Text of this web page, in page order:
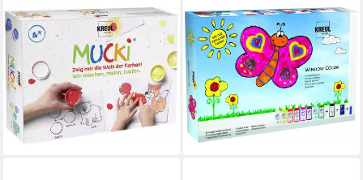
KREUL
Bastelfilz Kreul Fingerfarbe
Mucki Wir mischen malen
tupfen 5
15,79 €
(63,16 €/ 1 l)
lieferbar - in 3-4 Werktagen bei dir
KREUL
Bastelfarbe Kreul Window
Color Set mit extra viel Farbe
Set
ab 38,49 €
45,99 €
-16%
lieferbar - in 4-5 Werktagen bei dir